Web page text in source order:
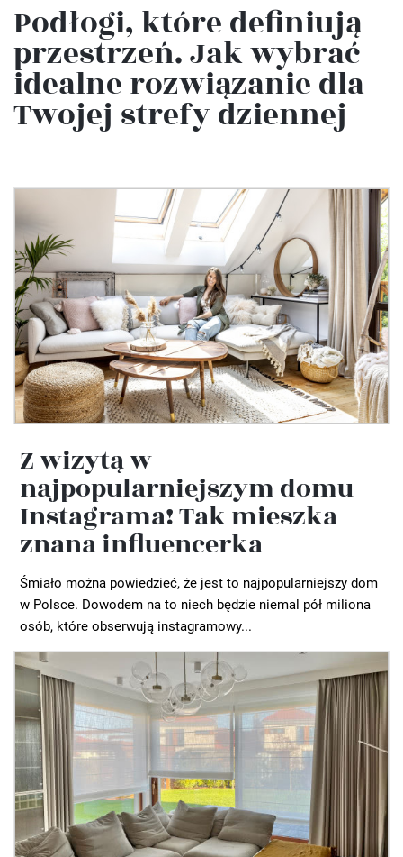
Podłogi, które definiują
przestrzeń. Jak wybrać
idealne rozwiązanie dla
Twojej strefy dziennej
Z wizytą w
najpopularniejszym domu
Instagrama! Tak mieszka
znana influencerka
Śmiało można powiedzieć, że jest to najpopularniejszy dom
w Polsce. Dowodem na to niech będzie niemal pół miliona
osób, które obserwują instagramowy...